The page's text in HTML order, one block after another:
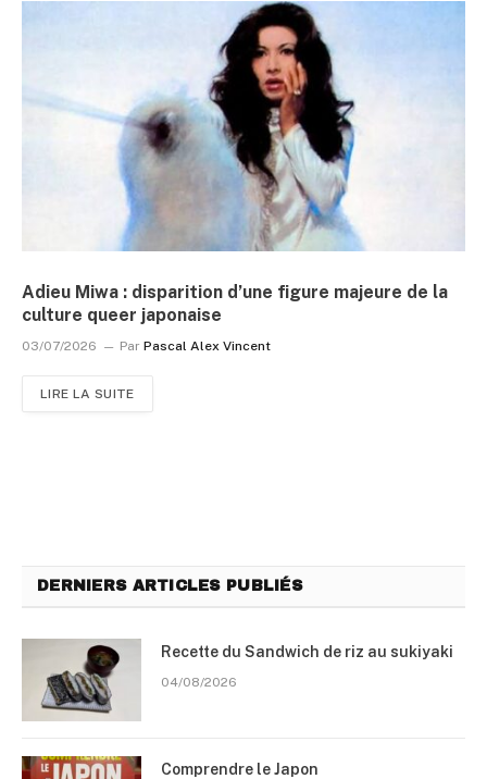
Adieu Miwa : disparition d’une figure majeure de la
culture queer japonaise
03/07/2026 Par Pascal Alex Vincent
LIRE LA SUITE
DERNIERS ARTICLES PUBLIÉS
Recette du Sandwich de riz au sukiyaki
04/08/2026
Comprendre le Japon